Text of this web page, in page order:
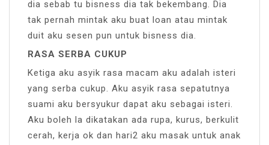
dia sebab tu bisness dia tak bekembang. Dia
tak pernah mintak aku buat loan atau mintak
duit aku sesen pun untuk bisness dia.
RASA SERBA CUKUP
Ketiga aku asyik rasa macam aku adalah isteri
yang serba cukup. Aku asyik rasa sepatutnya
suami aku bersyukur dapat aku sebagai isteri.
Aku boleh la dikatakan ada rupa, kurus, berkulit
cerah, kerja ok dan hari2 aku masak untuk anak